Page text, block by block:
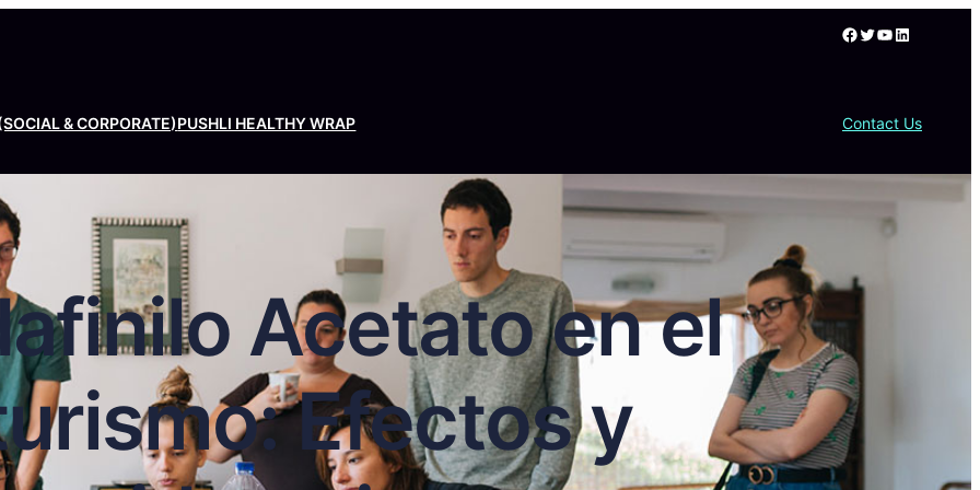
Facebook Twitter YouTube LinkedIn
& CORPORATE)PUSHLI HEALTHY WRAP Contact Us
Acetato en el
Efectos y